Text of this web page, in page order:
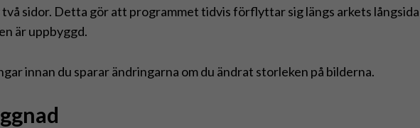
sidor. Detta gör att programmet tidvis förflyttar sig längs arkets långsida
är uppbyggd.
innan du sparar ändringarna om du ändrat storleken på bilderna.